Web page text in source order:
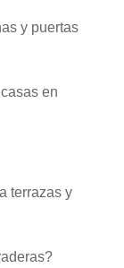
y puertas
en
terrazas y